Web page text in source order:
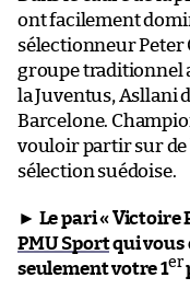
ont facilement
sélectionneur Peter
groupe traditionnel
la Juventus, Asllani
Barcelone.
vouloir partir sur de
sélection suédoise.
► Le pari « Victoire
PMU Sportqui vous
seulement votre 1er